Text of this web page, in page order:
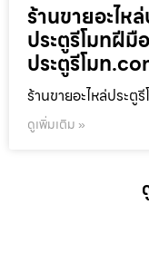
ร้านขายอะไห
ประตูรีโมทฝีมื
ประตูรีโมท
ร้านขายอะไหล่ประตู
ดูเพิ่มเติม »